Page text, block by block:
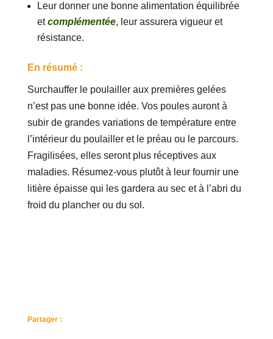
Leur donner une bonne alimentation équilibrée
etcomplémentée, leur assurera vigueur et
résistance.
En résumé :
Surchauffer le poulailler aux premières gelées
n’est pas une bonne idée. Vos poules auront à
subir de grandes variations de température entre
l’intérieur du poulailler et le préau ou le parcours.
Fragilisées, elles seront plus réceptives aux
maladies. Résumez-vous plutôt à leur fournir une
litière épaisse qui les gardera au sec et à l’abri du
froid du plancher ou du sol.
Partager :